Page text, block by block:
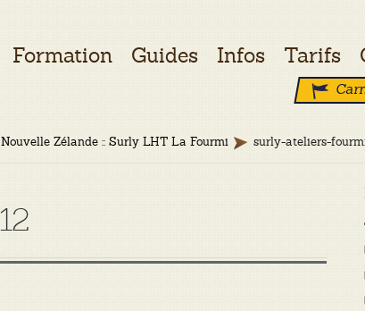
Formation Guides Infos Tarifs
Zélande :: Surly LHT La Fourmi surly-ateliers-